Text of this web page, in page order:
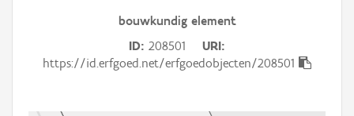
bouwkundig element
ID 208501
URI
https://id.erfgoed.net/erfgoedobjecten/208501